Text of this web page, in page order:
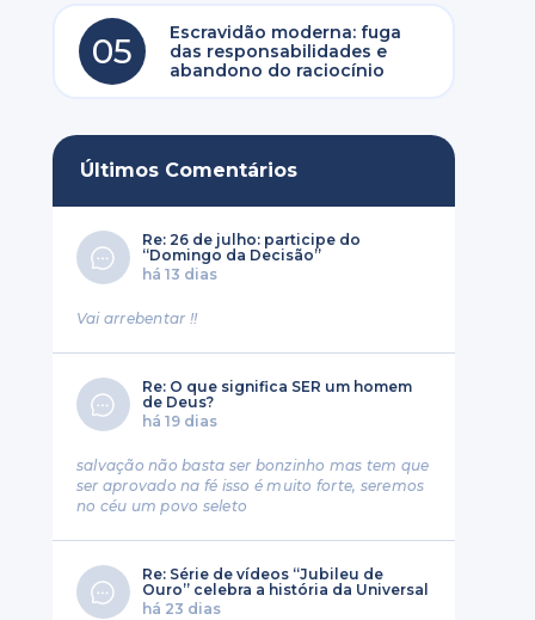
05
Escravidão moderna: fuga
das responsabilidades e
abandono do raciocínio
Últimos Comentários
Re: 26 de julho: participe do
“Domingo da Decisão”
há 13 dias
Vai arrebentar !!
Re: O que significa SER um homem
de Deus?
há 19 dias
salvação não basta ser bonzinho mas tem que
ser aprovado na fé isso é muito forte, seremos
no céu um povo seleto
Re: Série de vídeos “Jubileu de
Ouro” celebra a história da Universal
há 23 dias